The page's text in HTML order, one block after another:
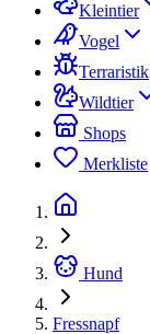
Kleintier
Vogel
Terraristik
Wildtier
Shops
Merkliste
Hund
Fressnapf